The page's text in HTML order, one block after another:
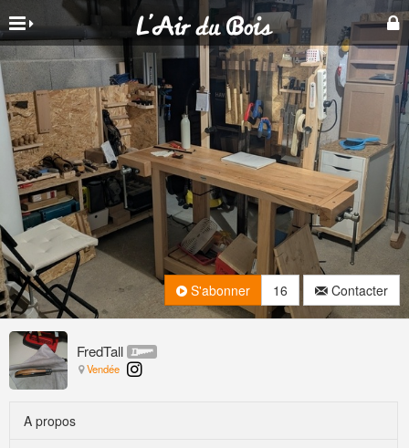
FredTall
Vendée
S'abonner 16 Contacter
A propos